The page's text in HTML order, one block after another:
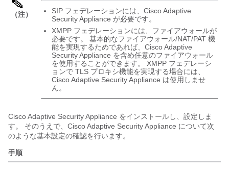
（注） SIP フェデレーションには、CiscoAdaptive
Security Appliance が必要です。
XMPP フェデレーションには、ファイアウォールが
必要です。 基本的なファイアウォール/NAT/PAT 機
能を実現するためであれば、CiscoAdaptive
Security Appliance を含め任意のファイアウォール
を使用することができます。 XMPP フェデレーシ
ョンで TLS プロキシ機能を実現する場合には、
CiscoAdaptive Security Appliance は使用しませ
ん。
CiscoAdaptive Security Appliance をインストールし、設定しま
す。 そのうえで、CiscoAdaptive Security Appliance について次
のような基本設定の確認を行います。
手順